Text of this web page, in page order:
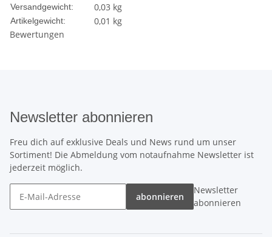
Versandgewicht: 0,03 kg
Artikelgewicht: 0,01 kg
Bewertungen
Newsletter abonnieren
Freu dich auf exklusive Deals und News rund um unser
Sortiment! Die Abmeldung vom notaufnahme Newsletter ist
jederzeit möglich.
abonnieren
Newsletter
abonnieren